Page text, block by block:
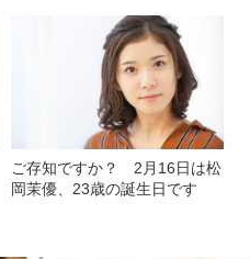
ご存知ですか？ 2月16日は松
岡茉優、23歳の誕生日です